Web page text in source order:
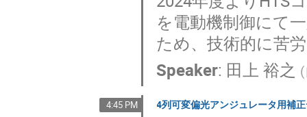
を電動機制御にて
ため、技術的に苦
Speaker: 田上 裕之 (
4:45 PM 4列可変偏光アンジュレータ用補